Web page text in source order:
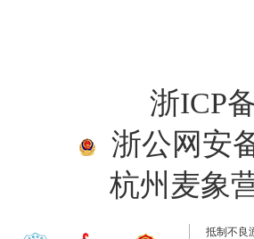
浙ICP
浙公网安
杭州麦象
抵制不良